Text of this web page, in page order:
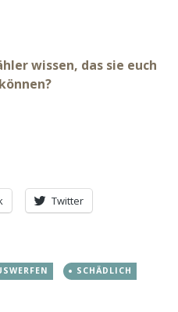
wissen, das sie euch
Twitter
SCHÄDLICH